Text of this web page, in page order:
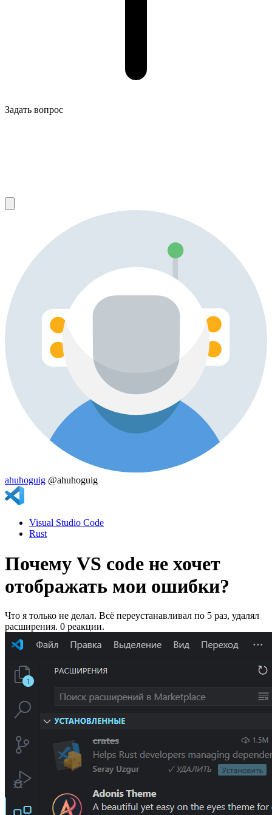
Задать вопрос
ahuhoguig @ahuhoguig
Visual Studio Code
Rust
Почему VS code не хочет
отображать мои ошибки?
Что я только не делал. Всё переустанавливал по 5 раз, удалял
расширения. 0 реакции.